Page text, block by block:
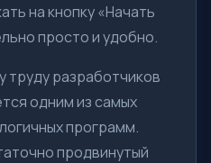
на кнопку «Начать
просто и удобно.
труду разработчиков
одним из самых
программ.
продвинутый